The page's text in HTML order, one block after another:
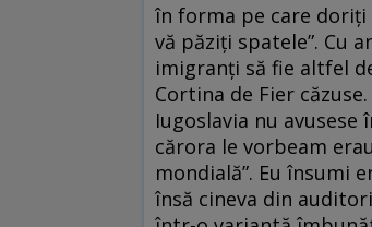
în forma pe care doriți
vă păziți spatele”. Cu
imigranți să fie altfel
Cortina de Fier
Iugoslavia nu
cărora le vorbeam
mondială”. Eu însumi
însă cineva din